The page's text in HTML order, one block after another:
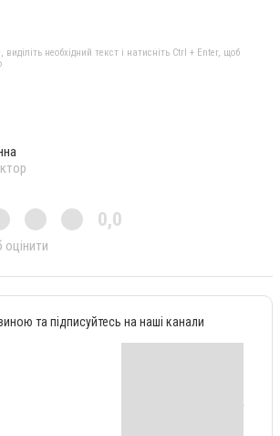
необхідний текст і натисніть Ctrl + Enter, щоб
0,0
та підписуйтесь на наші канали